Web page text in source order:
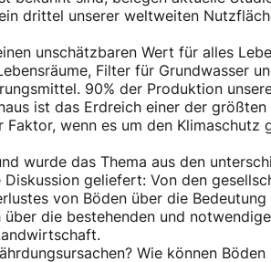
drittel unserer weltweiten
unschätzbaren Wert für alles
Filter für Grundwasser
90% der Produktion
ist das Erdreich einer der
Faktor, wenn es um den Klimaschutz
wurde das Thema aus den
geliefert: Von den
von Böden über die
über die bestehenden und
Wie können